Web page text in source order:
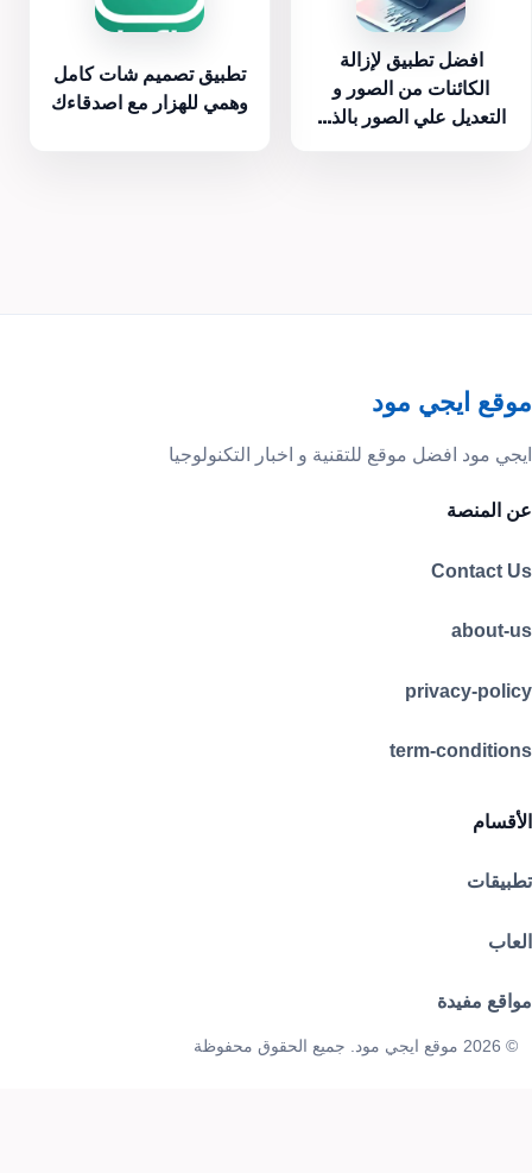
افضل تطبيق لإزالة
الكائنات من الصور و
التعديل علي الصور بالذ...
تطبيق تصميم شات كامل
وهمي للهزار مع اصدقاءك
موقع ايجي مود
ايجي مود افضل موقع للتقنية و اخبار التكنولوجيا
عن المنصة
Contact Us
about-us
privacy-policy
term-conditions
الأقسام
تطبيقات
العاب
مواقع مفيدة
© 2026 موقع ايجي مود. جميع الحقوق محفوظة